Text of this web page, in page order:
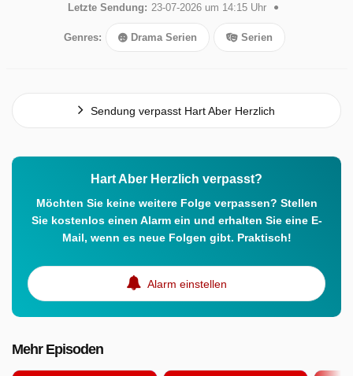
Letzte Sendung: 23-07-2026 um 14:15 Uhr
Genres: Drama Serien Serien
Sendung verpasst Hart Aber Herzlich
Hart Aber Herzlich verpasst?
Möchten Sie keine weitere Folge verpassen? Stellen
Sie kostenlos einen Alarm ein und erhalten Sie eine E-
Mail, wenn es neue Folgen gibt. Praktisch!
Alarm einstellen
Mehr Episoden